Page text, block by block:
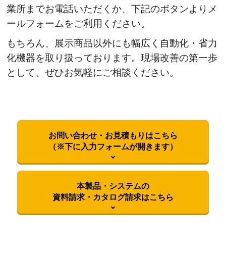
業所までお電話いただくか、下記のボタンよりメ
ールフォームをご利用ください。
もちろん、展示商品以外にも幅広く自動化・省力
化機器を取り扱っております。現場改善の第一歩
として、ぜひお気軽にご相談ください。
お問い合わせ・お見積もりはこちら
（※下に入力フォームが開きます）
本製品・システムの
資料請求・カタログ請求はこちら